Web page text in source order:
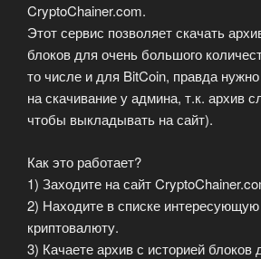
CryptoChainer.com.
Этот сервис позволяет скачать
блоков для очень большого
то числе и для BitCoin, правда
на скачивание у админа, т.к. архив
чтобы выкладывать на сайт).
Как это работает?
1) Заходите на сайт
2) Находите в списке интересующую
криптовалюту.
3) Качаете архив с историей блоков